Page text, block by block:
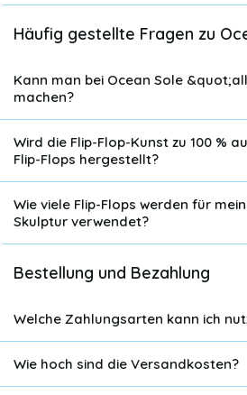
Häufig gestellte Fragen zu
Kann man bei Ocean Sole
machen?
Wird die Flip-Flop-Kunst zu 100 %
Flip-Flops hergestellt?
Wie viele Flip-Flops werden für
Skulptur verwendet?
Bestellung und Bezahlung
Welche Zahlungsarten kann ich
Wie hoch sind die Versandkosten?